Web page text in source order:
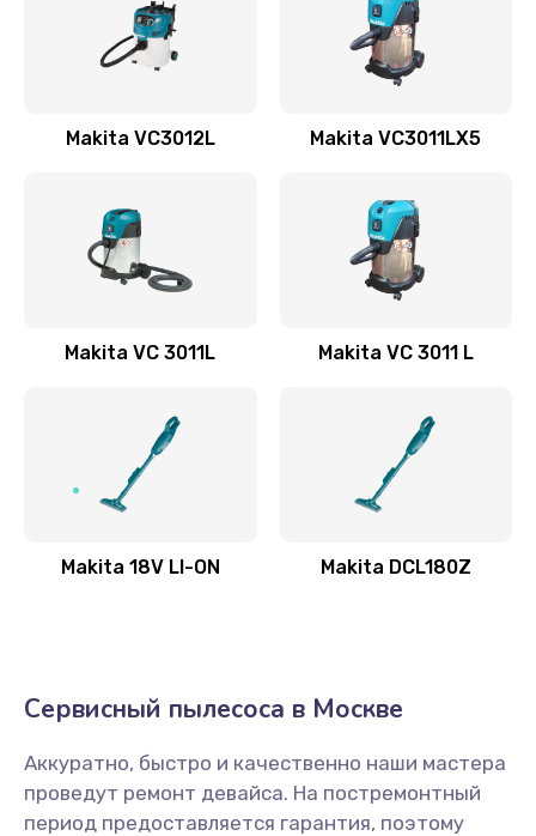
Замена платы управления
3000 руб.
2000 руб.
Заказать
Ремонт корпуса
Makita VC3012L Makita VC3011LX5
Makita VC 3011L Makita VC 3011 L
Makita 18V LI-ON Makita DCL180Z
Сервисный пылесоса в Москве
Аккуратно, быстро и качественно наши мастера
проведут ремонт девайса. На постремонтный
период предоставляется гарантия, поэтому